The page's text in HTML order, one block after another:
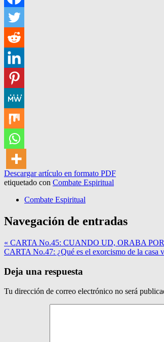
Descargar artículo en formato PDF
etiquetado con Combate Espiritual
Combate Espiritual
Navegación de entradas
« CARTA No.45: CUANDO UD, ORABA
CARTA No.47: ¿Qué es el exorcismo de la casa
Deja una respuesta
Tu dirección de correo electrónico no será